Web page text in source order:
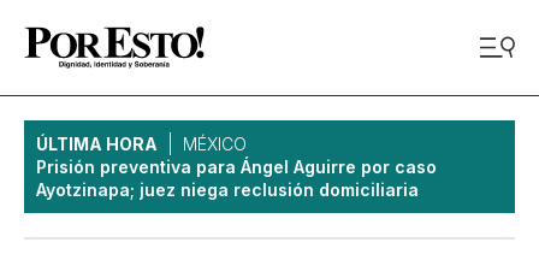
ÚLTIMA HORA
MÉXICO
Prisión preventiva para Ángel Aguirre por caso
Ayotzinapa; juez niega reclusión domiciliaria